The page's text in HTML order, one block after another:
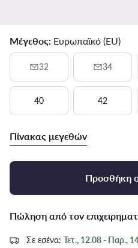
Μέγεθος: Ευρωπαϊκό (EU)
32 34
40 42
Πίνακας μεγεθών
Προσθήκη
Πώληση από τον
Σε εσένα: Τετ., 12.08 - Παρ.,